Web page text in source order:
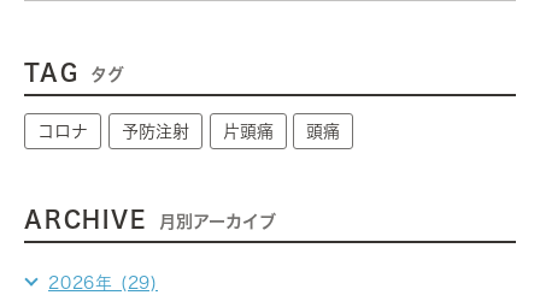
TAG タグ
コロナ 予防注射 片頭痛 頭痛
ARCHIVE 月別アーカイブ
2026年 (29)